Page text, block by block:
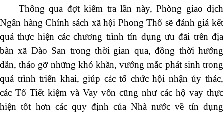
Thông qua đợt kiểm tra lần này, Phòng giao dịch
Ngân hàng Chính sách xã hội Phong Thổ sẽ đánh giá kết
quả thực hiện các chương trình tín dụng ưu đãi trên địa
bàn xã Dào San trong thời gian qua, đồng thời hướng
dẫn, tháo gỡ những khó khăn, vướng mắc phát sinh trong
quá trình triển khai, giúp các tổ chức hội nhận ủy thác,
các Tổ Tiết kiệm và Vay vốn cũng như các hộ vay thực
hiện tốt hơn các quy định của Nhà nước về tín dụng
Số:1653/TB-UBND
(THÔNG BÁO Thực hiện kế hoạch và tiếp nhận hồ sơ tiểu dự án 1
dự án 9 thuộc Chương trình MTQG phát triển kinh tế xã hội vùng đồng
bào dân tộc thiểu số và miền núi năm 2026 trên địa bàn xã Dào San)
Ngày ban hành: (09/07/2026) - Ngày hiệu lực: (02/07/2026)
Số: 1652/KH-UBND
Tên:(KẾ HOẠCH Thực hiện Tiểu dự án 1, Dự án 9 thuộc Chương trình
mục tiêu quốc gia phát triển kinh tế - xã hội vùng đồng bào dân tộc thiểu
số và miền núi năm 2026 trên địa bàn xã Dào San, tỉnh Lai Châu)